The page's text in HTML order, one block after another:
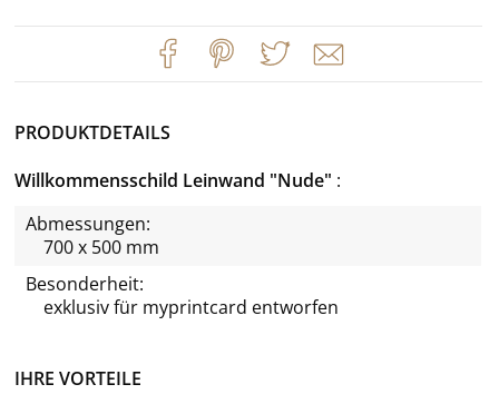
IHRE VORTEILE
PRODUKTDETAILS
Willkommensschild Leinwand "Nude"
Abmessungen:
700 x 500 mm
Besonderheit:
exklusiv für myprintcard entworfen